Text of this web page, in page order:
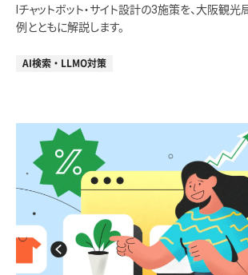
Iチャットボット・サイト設計の3施策を、大阪観
例とともに解説します。
AI検索・LLMO対策